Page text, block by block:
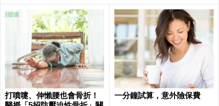
打噴嚏、伸懶腰也會骨折！
一分鐘試算，意外險保費